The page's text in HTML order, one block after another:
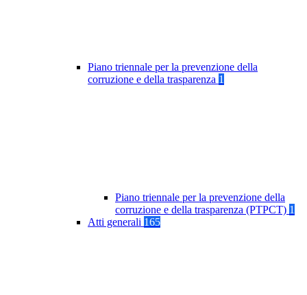
Piano triennale per la prevenzione della
corruzione e della trasparenza 1
Piano triennale per la prevenzione della
corruzione e della trasparenza (PTPCT) 1
Atti generali 165